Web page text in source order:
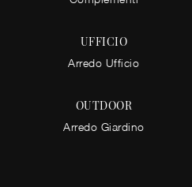
UFFICIO
Arredo Ufficio
OUTDOOR
Arredo Giardino